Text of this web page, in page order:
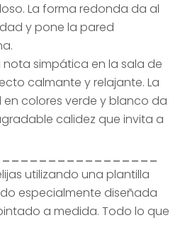
La forma redonda da al
y pone la pared
simpática en la sala de
calmante y relajante. La
colores verde y blanco da
calidez que invita a
utilizando una plantilla
especialmente diseñada
a medida. Todo lo que